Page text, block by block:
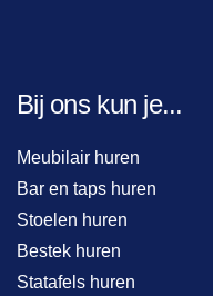
Bij ons kun je...
Meubilair huren
Bar en taps huren
Stoelen huren
Bestek huren
Statafels huren